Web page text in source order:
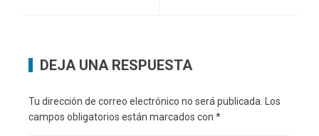
DEJA UNA RESPUESTA
Tu dirección de correo electrónico no será publicada. Los
campos obligatorios están marcados con *